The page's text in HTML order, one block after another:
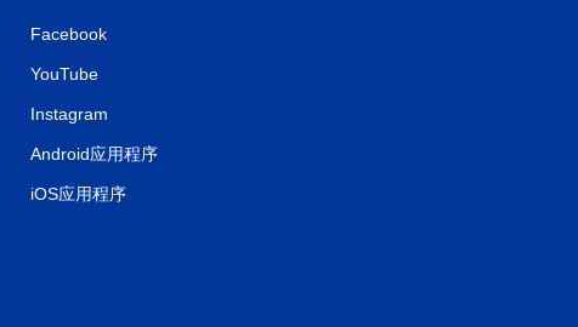
Facebook
YouTube
Instagram
Android应用程序
iOS应用程序